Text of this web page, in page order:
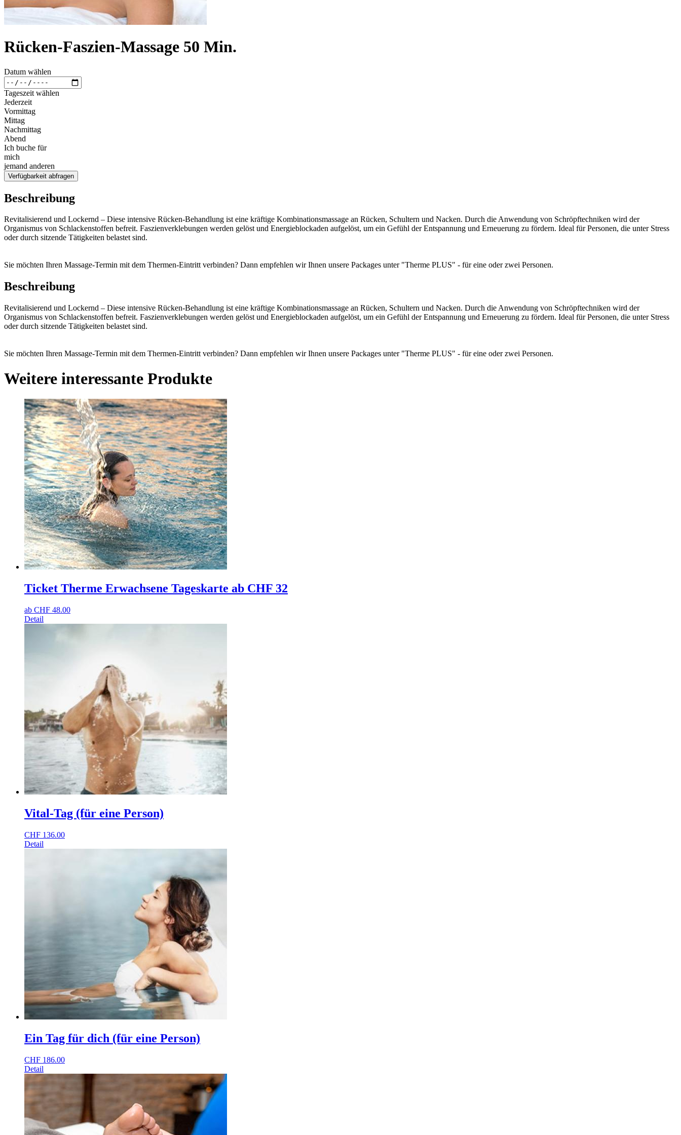
Rücken-Faszien-Massage 50 Min.
Datum wählen
Tageszeit wählen
Jederzeit
Vormittag
Mittag
Nachmittag
Abend
Ich buche für
mich
jemand anderen
Verfügbarkeit abfragen
Beschreibung
Revitalisierend und Lockernd – Diese intensive Rücken-Behandlung ist eine kräftige Kombinationsmassage an Rücken, Schultern und Nacken. Durch die Anwendung von Schröpftechniken wird der
Organismus von Schlackenstoffen befreit. Faszienverklebungen werden gelöst und Energieblockaden aufgelöst, um ein Gefühl der Entspannung und Erneuerung zu fördern. Ideal für Personen, die unter Stress
oder durch sitzende Tätigkeiten belastet sind.
Sie möchten Ihren Massage-Termin mit dem Thermen-Eintritt verbinden? Dann empfehlen wir Ihnen unsere Packages unter "Therme PLUS" - für eine oder zwei Personen.
Beschreibung
Revitalisierend und Lockernd – Diese intensive Rücken-Behandlung ist eine kräftige Kombinationsmassage an Rücken, Schultern und Nacken. Durch die Anwendung von Schröpftechniken wird der
Organismus von Schlackenstoffen befreit. Faszienverklebungen werden gelöst und Energieblockaden aufgelöst, um ein Gefühl der Entspannung und Erneuerung zu fördern. Ideal für Personen, die unter Stress
oder durch sitzende Tätigkeiten belastet sind.
Sie möchten Ihren Massage-Termin mit dem Thermen-Eintritt verbinden? Dann empfehlen wir Ihnen unsere Packages unter "Therme PLUS" - für eine oder zwei Personen.
Weitere interessante Produkte
Ticket Therme Erwachsene Tageskarte ab CHF 32
ab CHF 48.00
Detail
Vital-Tag (für eine Person)
CHF 136.00
Detail
Ein Tag für dich (für eine Person)
CHF 186.00
Detail